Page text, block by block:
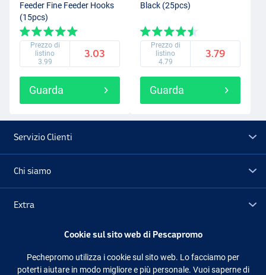
Feeder Fine Feeder Hooks
(15pcs)
Prezzo di
listino
3.99
3.03
Guarda
Black (25pcs)
Prezzo di
listino
4.79
3.79
Guarda
Servizio Clienti
Chi siamo
Extra
Cookie sul sito web di Pescapromo
Pechepromo utilizza i cookie sul sito web. Lo facciamo per
poterti aiutare in modo migliore e più personale. Vuoi saperne di